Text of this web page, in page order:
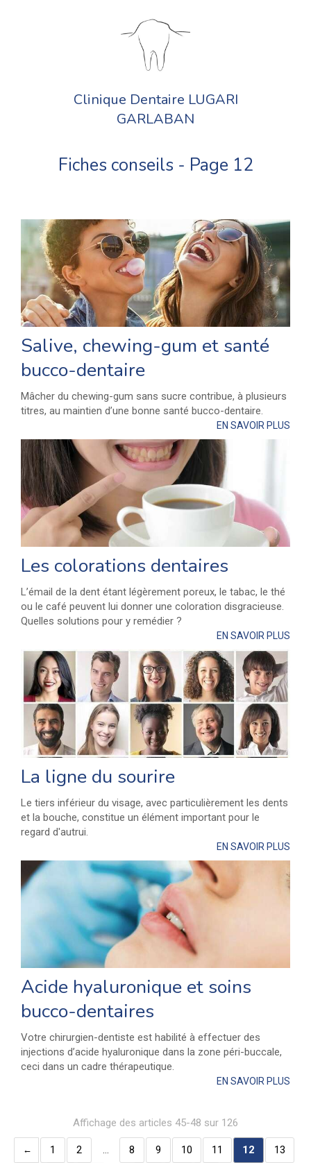
Clinique Dentaire LUGARI
GARLABAN
Fiches conseils - Page 12
Salive, chewing-gum et santé
bucco-dentaire
Mâcher du chewing-gum sans sucre contribue, à plusieurs
titres, au maintien d’une bonne santé bucco-dentaire.
EN SAVOIR PLUS
Les colorations dentaires
L’émail de la dent étant légèrement poreux, le tabac, le thé
ou le café peuvent lui donner une coloration disgracieuse.
Quelles solutions pour y remédier ?
EN SAVOIR PLUS
La ligne du sourire
Le tiers inférieur du visage, avec particulièrement les dents
et la bouche, constitue un élément important pour le
regard d'autrui.
EN SAVOIR PLUS
Acide hyaluronique et soins
bucco-dentaires
Votre chirurgien-dentiste est habilité à effectuer des
injections d’acide hyaluronique dans la zone péri-buccale,
ceci dans un cadre thérapeutique.
EN SAVOIR PLUS
Affichage des articles 45-48 sur 126
1 2 … 8 9 10 11 12 13